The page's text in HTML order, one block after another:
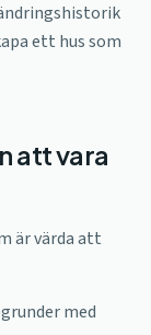
ett hus som
att vara
är värda att
med